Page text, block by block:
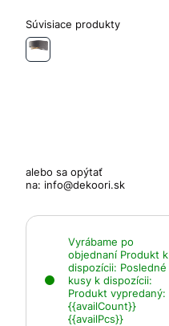
Súvisiace produkty
alebo sa opýtať
na: info@dekoori.sk
Vyrábame po
objednaní Produkt k
dispozícii: Posledné
kusy k dispozícii:
Produkt vypredaný:
{{availCount}}
{{availPcs}}